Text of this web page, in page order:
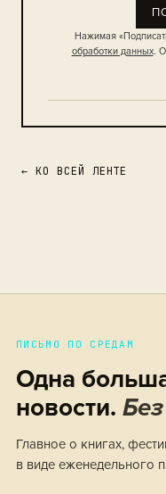
Нажимая
обработки данных.
← КО ВСЕЙ ЛЕНТЕ
ПИСЬМО ПО СРЕДАМ
Одна
новости.
Главное о книгах,
в виде еженедельного